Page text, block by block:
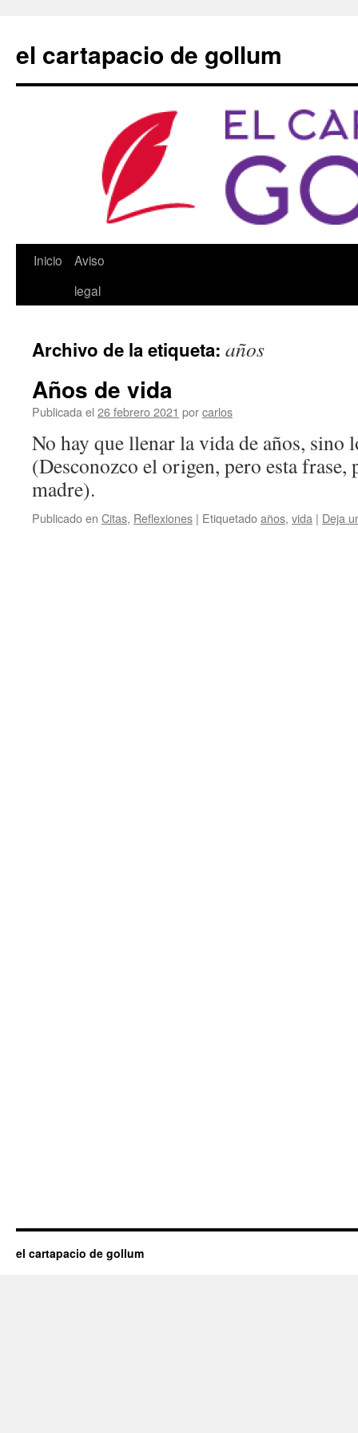
contenido
el cartapacio de gollum
Inicio
Aviso
legal
Archivo de la etiqueta: años
Años de vida
Publicada el 26 febrero 2021 porcarlos
No hay que llenar la vida de años, sino
(Desconozco el origen, pero esta frase,
madre).
Publicado en Citas, Reflexiones | Etiquetadoaños, vida | Deja
el cartapacio de gollum